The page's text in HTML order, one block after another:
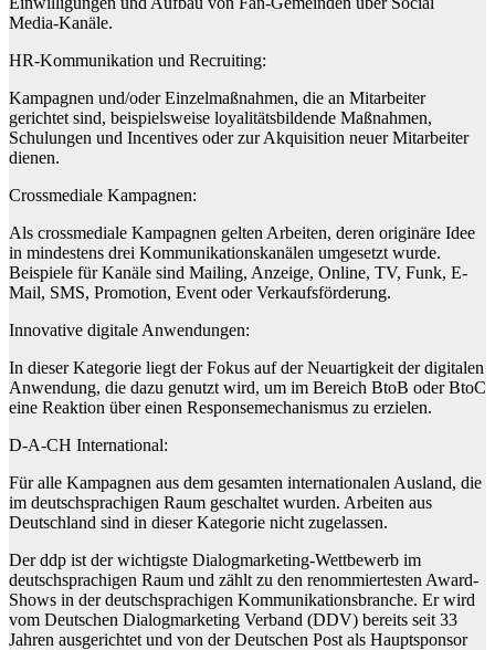
Media-Kanäle.
HR-Kommunikation und Recruiting:
Kampagnen und/oder Einzelmaßnahmen, die an Mitarbeiter
gerichtet sind, beispielsweise loyalitätsbildende Maßnahmen,
Schulungen und Incentives oder zur Akquisition neuer Mitarbeiter
dienen.
Crossmediale Kampagnen:
Als crossmediale Kampagnen gelten Arbeiten, deren originäre Idee
in mindestens drei Kommunikationskanälen umgesetzt wurde.
Beispiele für Kanäle sind Mailing, Anzeige, Online, TV, Funk, E-
Mail, SMS, Promotion, Event oder Verkaufsförderung.
Innovative digitale Anwendungen:
In dieser Kategorie liegt der Fokus auf der Neuartigkeit der digitalen
Anwendung, die dazu genutzt wird, um im Bereich BtoB oder BtoC
eine Reaktion über einen Responsemechanismus zu erzielen.
D-A-CH International:
Für alle Kampagnen aus dem gesamten internationalen Ausland, die
im deutschsprachigen Raum geschaltet wurden. Arbeiten aus
Deutschland sind in dieser Kategorie nicht zugelassen.
Der ddp ist der wichtigste Dialogmarketing-Wettbewerb im
deutschsprachigen Raum und zählt zu den renommiertesten Award-
Shows in der deutschsprachigen Kommunikationsbranche. Er wird
vom Deutschen Dialogmarketing Verband (DDV) bereits seit 33
Jahren ausgerichtet und von der Deutschen Post als Hauptsponsor